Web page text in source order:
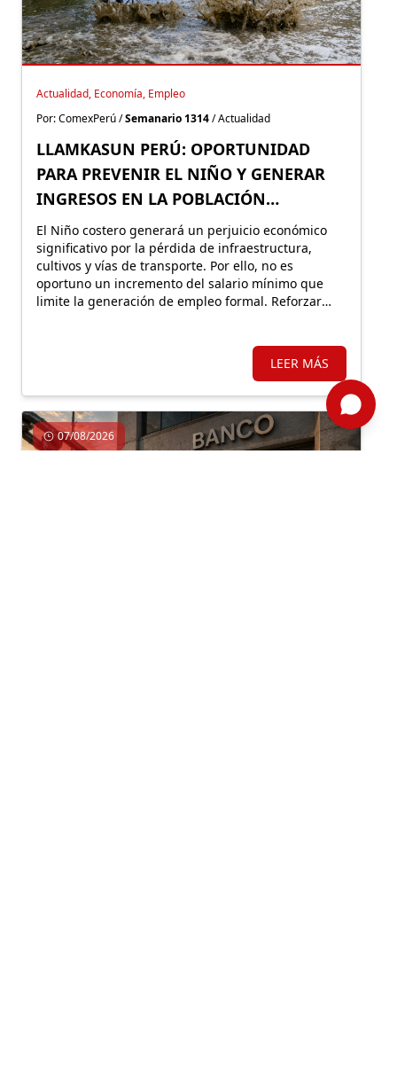
Actualidad, Economía, Empleo
Por: ComexPerú /Semanario 1314/ Actualidad
LLAMKASUN PERÚ: OPORTUNIDAD
PARA PREVENIR EL NIÑO Y GENERAR
INGRESOS EN LA POBLACIÓN
VULNERABLE
El Niño costero generará un perjuicio económico
significativo por la pérdida de infraestructura,
cultivos y vías de transporte. Por ello, no es
oportuno un incremento del salario mínimo que
limite la generación de empleo formal. Reforzar
en simultáneo, avanzar en obras de prevención.
LEER MÁS
07/08/2026